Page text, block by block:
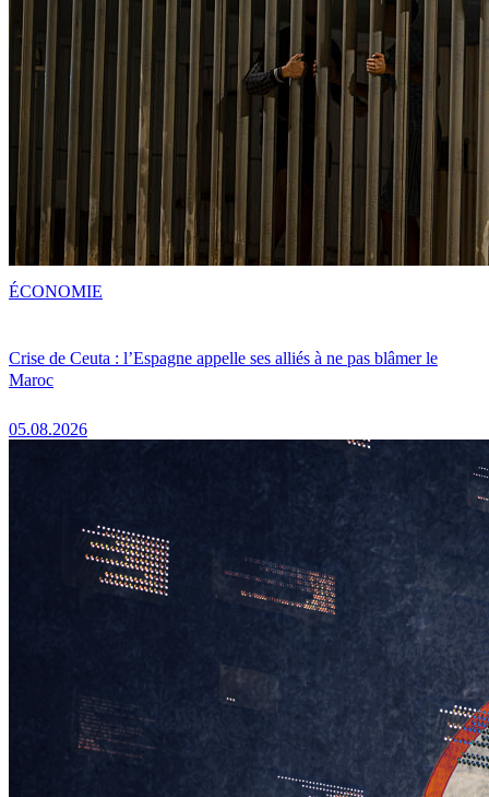
Crise de Ceuta : l’Espagne appelle ses alliés à ne pas blâmer le
Maroc
05.08.2026
ÉCONOMIE